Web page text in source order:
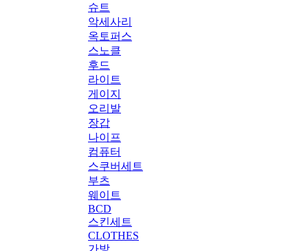
슈트
악세사리
옥토퍼스
스노클
후드
라이트
게이지
오리발
장갑
나이프
컴퓨터
스쿠버세트
부츠
웨이트
BCD
스킨세트
CLOTHES